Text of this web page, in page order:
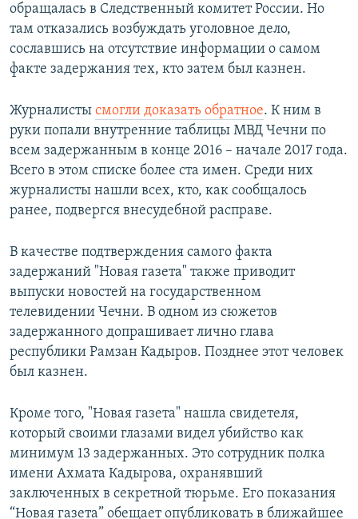
обращалась в Следственный комитет России. Но
там отказались возбуждать уголовное дело,
сославшись на отсутствие информации о самом
факте задержания тех, кто затем был казнен.
Журналисты смогли доказать обратное. К ним в
руки попали внутренние таблицы МВД Чечни по
всем задержанным в конце 2016 – начале 2017 года.
Всего в этом списке более ста имен. Среди них
журналисты нашли всех, кто, как сообщалось
ранее, подвергся внесудебной расправе.
В качестве подтверждения самого факта
задержаний "Новая газета" также приводит
выпуски новостей на государственном
телевидении Чечни. В одном из сюжетов
задержанного допрашивает лично глава
республики Рамзан Кадыров. Позднее этот человек
был казнен.
Кроме того, "Новая газета" нашла свидетеля,
который своими глазами видел убийство как
минимум 13 задержанных. Это сотрудник полка
имени Ахмата Кадырова, охранявший
заключенных в секретной тюрьме. Его показания
“Новая газета” обещает опубликовать в ближайшее